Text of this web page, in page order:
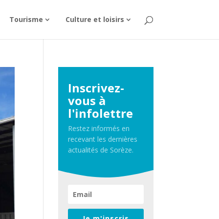
Tourisme Culture et loisirs
Inscrivez-
vous à
l'infolettre
Restez informés en
recevant les dernières
actualités de Sorèze.